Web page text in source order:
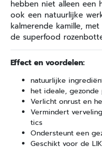
hebben niet alleen een
ook een natuurlijke
kalmerende kamille,
de superfood
Effect en voordelen:
natuurlijke
het ideale,
Verlicht onrust en
Vermindert
tics
Ondersteunt een
Geschikt voor de